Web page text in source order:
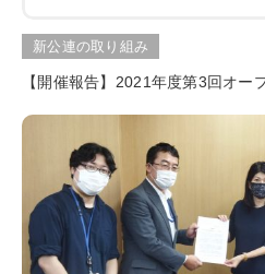
新公連の取り組み
【開催報告】2021年度第3回オー